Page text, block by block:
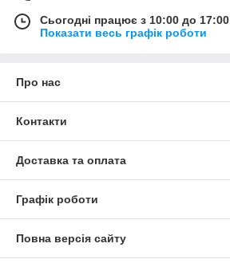
Сьогодні працює з 10:00 до 17:00
Показати весь графік роботи
Про нас
Контакти
Доставка та оплата
Графік роботи
Повна версія сайту